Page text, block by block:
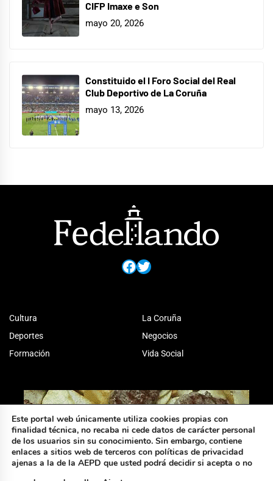
CIFP Imaxe e Son
mayo 20, 2026
Constituido el I Foro Social del Real
Club Deportivo de La Coruña
mayo 13, 2026
Facebook
Twitter
Cultura
Deportes
Formación
La Coruña
Negocios
Vida Social
Este portal web únicamente utiliza cookies propias con
finalidad técnica, no recaba ni cede datos de carácter personal
de los usuarios sin su conocimiento. Sin embargo, contiene
enlaces a sitios web de terceros con políticas de privacidad
ajenas a la de la AEPD que usted podrá decidir si acepta o no